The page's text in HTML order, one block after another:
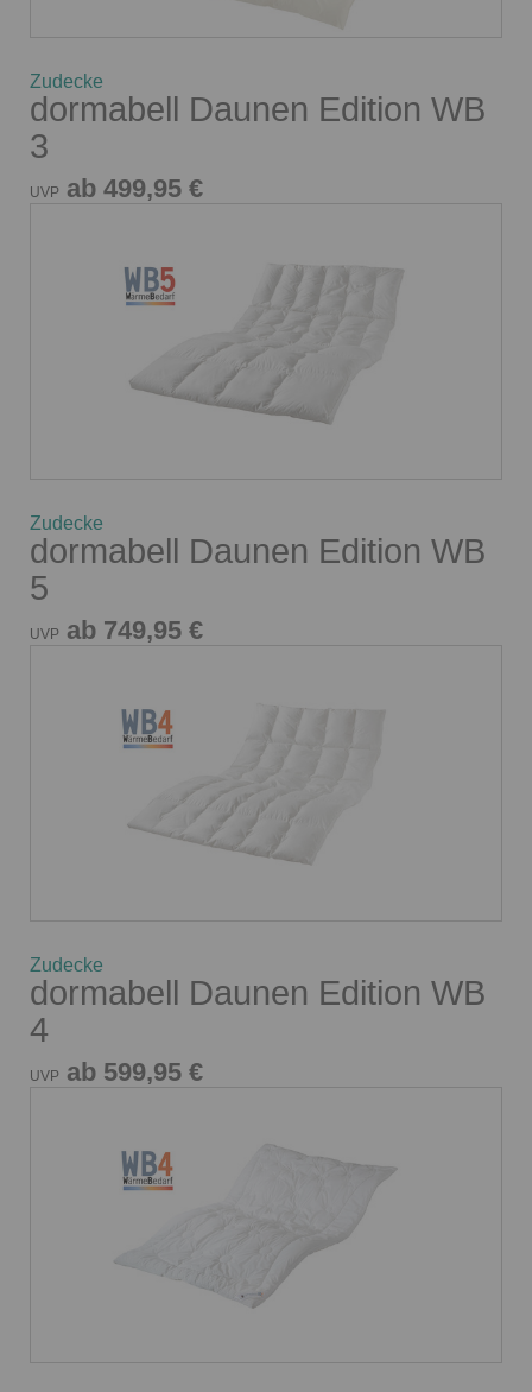
Zudecke
dormabell Daunen Edition WB
3
UVP ab 499,95 €
Zudecke
dormabell Daunen Edition WB
5
UVP ab 749,95 €
Zudecke
dormabell Daunen Edition WB
4
UVP ab 599,95 €